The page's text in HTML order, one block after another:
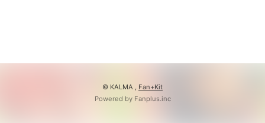
© KALMA , Fan+Kit
Powered by Fanplus.inc